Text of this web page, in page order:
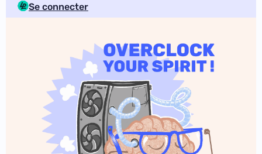
Se connecter